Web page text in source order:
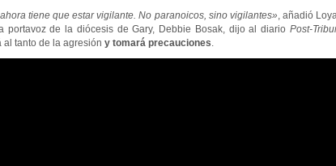
tiene que estar vigilante. No paranoicos, sino vigilantes», añadió
portavoz de la diócesis de Gary, Debbie Bosak, dijo al diario Post-
al tanto de la agresión y tomará precauciones.